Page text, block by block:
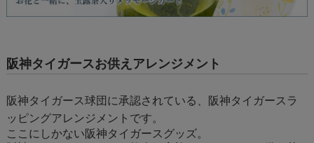
阪神タイガースお供えアレンジメント
阪神タイガース球団に承認されている、阪神タイガースラ
ッピングアレンジメントです。
ここにしかない阪神タイガースグッズ。